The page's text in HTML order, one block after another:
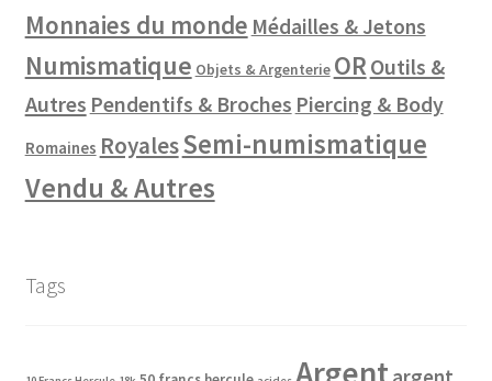
Monnaies du monde Médailles & Jetons
Numismatique Objets & Argenterie OR Outils &
Autres Pendentifs & Broches Piercing & Body
Romaines RoyalesSemi-numismatique
Vendu & Autres
Tags